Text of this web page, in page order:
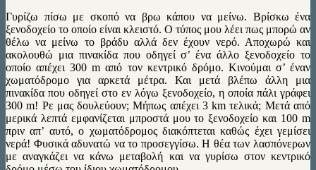
Γυρίζω πίσω με σκοπό να βρω κάπου να μείνω. Βρίσκω ένα
ξενοδοχείο το οποίο είναι κλειστό. Ο τύπος μου λέει πως μπορώ αν
θέλω να μείνω το βράδυ αλλά δεν έχουν νερό. Αποχωρώ και
ακολουθώ μια πινακίδα που οδηγεί σ’ ένα άλλο ξενοδοχείο το
οποίο απέχει 300 m από τον κεντρικό δρόμο. Κινούμαι σ’ έναν
χωματόδρομο για αρκετά μέτρα. Και μετά βλέπω άλλη μια
πινακίδα που οδηγεί στο εν λόγω ξενοδοχείο, η οποία πάλι γράφει
300 m! Ρε μας δουλεύουν; Μήπως απέχει 3 km τελικά; Mετά από
μερικά λεπτά εμφανίζεται μπροστά μου το ξενοδοχείο και 100 m
πριν απ’ αυτό, ο χωματόδρομος διακόπτεται καθώς έχει γεμίσει
νερά! Φυσικά αδυνατώ να το προσεγγίσω. Η θέα των λασπόνερων
με αναγκάζει να κάνω μεταβολή και να γυρίσω στον κεντρικό